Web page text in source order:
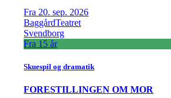
Fra 20. sep. 2026
BaggårdTeatret
Svendborg
Fra 15 år
Skuespil og dramatik
FORESTILLINGEN OM MOR